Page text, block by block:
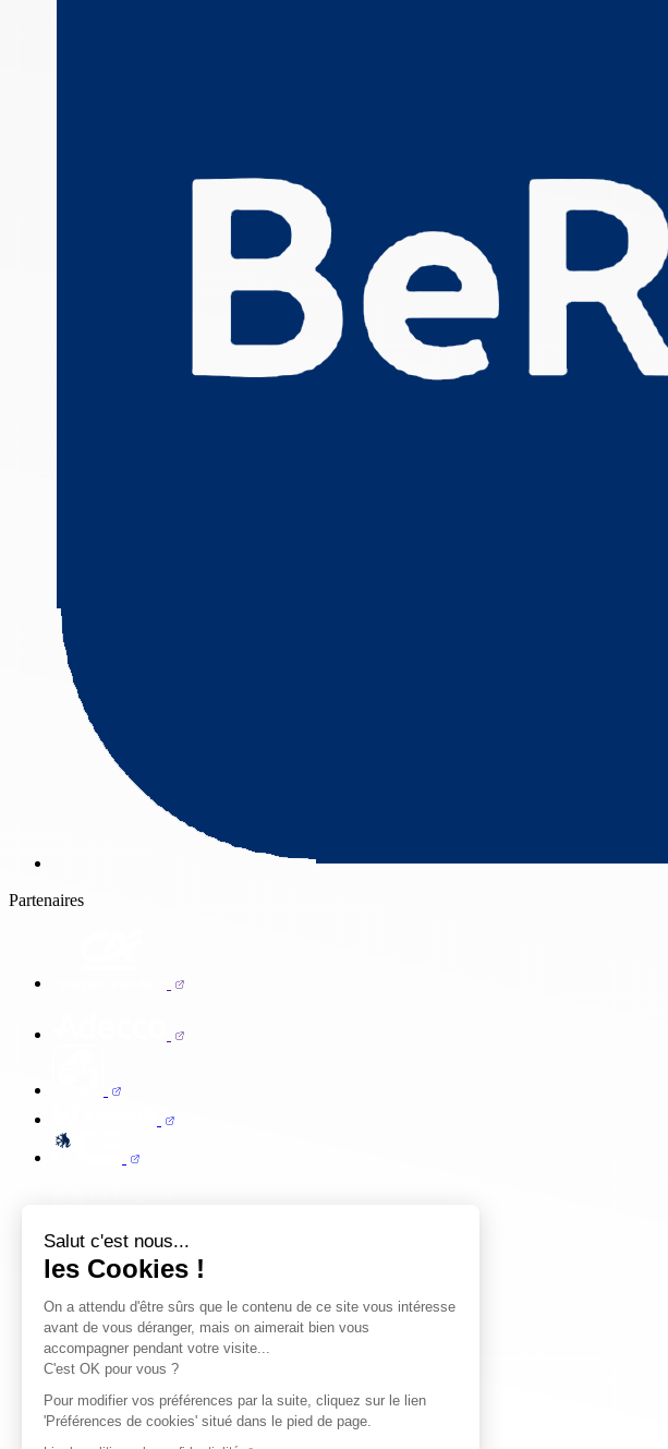
Salut c'est nous...
les Cookies !
On a attendu d'être sûrs que le contenu de ce site vous intéresse
avant de vous déranger, mais on aimerait bien vous
accompagner pendant votre visite...
C'est OK pour vous ?
Pour modifier vos préférences par la suite, cliquez sur le lien
'Préférences de cookies' situé dans le pied de page.
Partenaires